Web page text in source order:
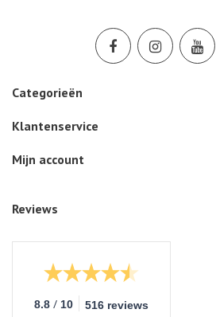
Categorieën
Klantenservice
Mijn account
Reviews
8.8 / 10 516 reviews